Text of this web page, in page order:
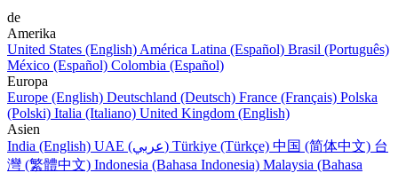
de
Amerika
United States (English) América Latina (Español) Brasil (Português)
México (Español) Colombia (Español)
Europa
Europe (English) Deutschland (Deutsch) France (Français) Polska
(Polski) Italia (Italiano) United Kingdom (English)
Asien
India (English)
UAE (عربي) Türkiye (Türkçe) 中国 (简体中文) 台
灣 (繁體中文) Indonesia (Bahasa Indonesia) Malaysia (Bahasa